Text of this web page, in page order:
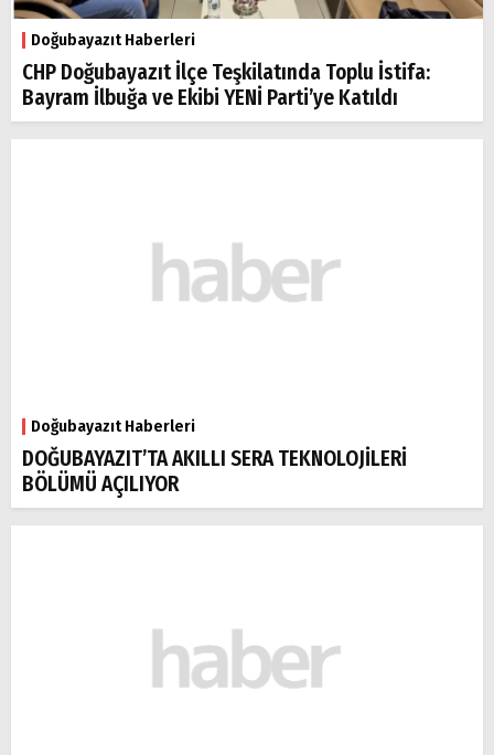
Doğubayazıt Haberleri
CHP Doğubayazıt İlçe Teşkilatında Toplu İstifa:
Bayram İlbuğa ve Ekibi YENİ Parti’ye Katıldı
Doğubayazıt Haberleri
DOĞUBAYAZIT’TA AKILLI SERA TEKNOLOJİLERİ
BÖLÜMÜ AÇILIYOR